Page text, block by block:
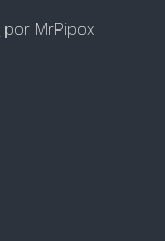
por MrPipox